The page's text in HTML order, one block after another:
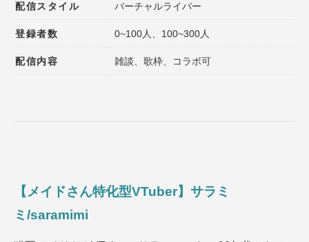
配信スタイル バーチャルライバー
登録者数 0~100人、100~300人
配信内容 雑談、歌枠、コラボ可
【メイドさん特化型VTuber】サラミ
ミ/saramimi